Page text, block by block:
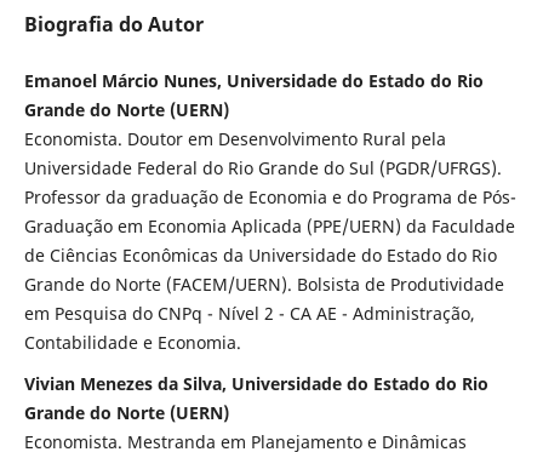
Biografia do Autor
Emanoel Márcio Nunes, Universidade do Estado do Rio
Grande do Norte (UERN)
Economista. Doutor em Desenvolvimento Rural pela
Universidade Federal do Rio Grande do Sul (PGDR/UFRGS).
Professor da graduação de Economia e do Programa de Pós-
Graduação em Economia Aplicada (PPE/UERN) da Faculdade
de Ciências Econômicas da Universidade do Estado do Rio
Grande do Norte (FACEM/UERN). Bolsista de Produtividade
em Pesquisa do CNPq - Nível 2 - CA AE - Administração,
Contabilidade e Economia.
Vivian Menezes da Silva, Universidade do Estado do Rio
Grande do Norte (UERN)
Economista. Mestranda em Planejamento e Dinâmicas